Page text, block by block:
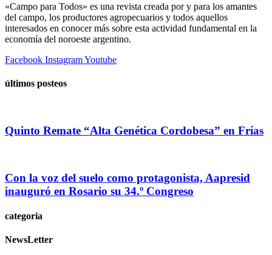
«Campo para Todos» es una revista creada por y para los amantes
del campo, los productores agropecuarios y todos aquellos
interesados en conocer más sobre esta actividad fundamental en la
economía del noroeste argentino.
Facebook InstagramYoutube
últimos posteos
Quinto Remate “Alta Genética Cordobesa” en Frías
Con la voz del suelo como protagonista, Aapresid
inauguró en Rosario su 34.º Congreso
categoria
NewsLetter